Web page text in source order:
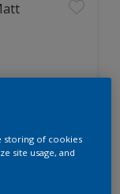
storing of cookies
site usage, and